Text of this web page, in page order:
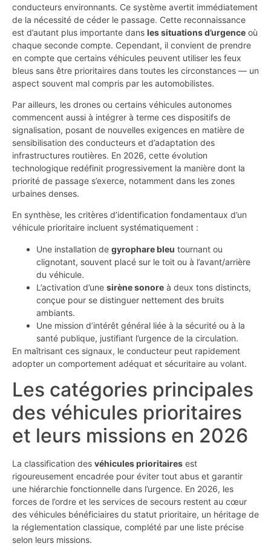
conducteurs environnants. Ce système avertit immédiatement
de la nécessité de céder le passage. Cette reconnaissance
est d’autant plus importante dans les situations d’urgence où
chaque seconde compte. Cependant, il convient de prendre
en compte que certains véhicules peuvent utiliser les feux
bleus sans être prioritaires dans toutes les circonstances — un
aspect souvent mal compris par les automobilistes.
Par ailleurs, les drones ou certains véhicules autonomes
commencent aussi à intégrer à terme ces dispositifs de
signalisation, posant de nouvelles exigences en matière de
sensibilisation des conducteurs et d’adaptation des
infrastructures routières. En 2026, cette évolution
technologique redéfinit progressivement la manière dont la
priorité de passage s’exerce, notamment dans les zones
urbaines denses.
En synthèse, les critères d’identification fondamentaux d’un
véhicule prioritaire incluent systématiquement :
Une installation de gyrophare bleu tournant ou
clignotant, souvent placé sur le toit ou à l’avant/arrière
du véhicule.
L’activation d’une sirène sonore à deux tons distincts,
conçue pour se distinguer nettement des bruits
ambiants.
Une mission d’intérêt général liée à la sécurité ou à la
santé publique, justifiant l’urgence de la circulation.
En maîtrisant ces signaux, le conducteur peut rapidement
adopter un comportement adéquat et sécuritaire au volant.
Les catégories principales
des véhicules prioritaires
et leurs missions en 2026
La classification des véhicules prioritaires est
rigoureusement encadrée pour éviter tout abus et garantir
une hiérarchie fonctionnelle dans l’urgence. En 2026, les
forces de l’ordre et les services de secours restent au cœur
des véhicules bénéficiaires du statut prioritaire, un héritage de
la réglementation classique, complété par une liste précise
selon leurs missions.